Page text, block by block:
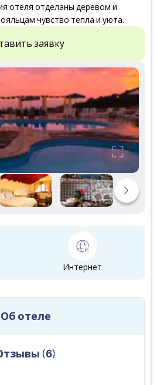
отеля отделаны деревом и
чувство тепла и уюта.
заявку
Интернет
Об отеле
(6)